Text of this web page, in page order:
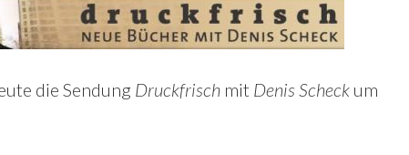
die Sendung Druckfrisch mit Denis Scheck um